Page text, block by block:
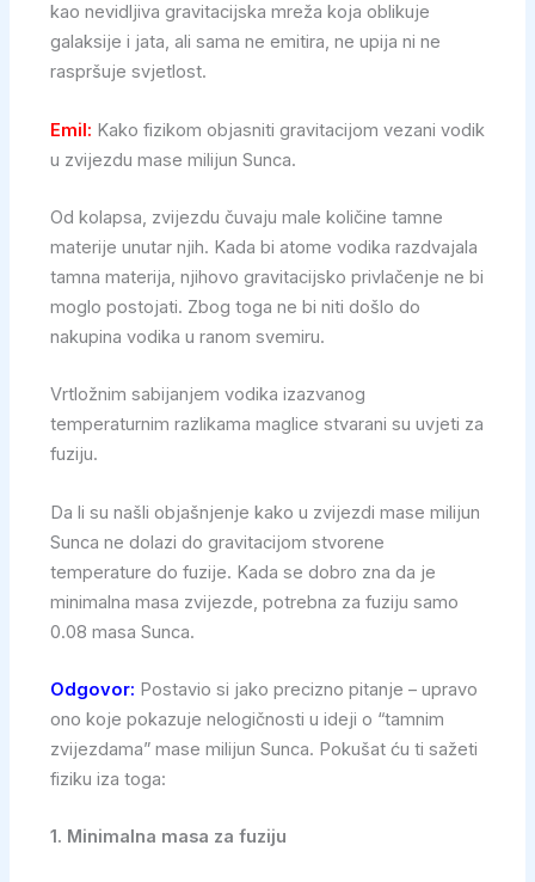
kao nevidljiva gravitacijska mreža koja oblikuje
galaksije i jata, ali sama ne emitira, ne upija ni ne
raspršuje svjetlost.
Emil: Kako fizikom objasniti gravitacijom vezani vodik
u zvijezdu mase milijun Sunca.
Od kolapsa, zvijezdu čuvaju male količine tamne
materije unutar njih. Kada bi atome vodika razdvajala
tamna materija, njihovo gravitacijsko privlačenje ne bi
moglo postojati. Zbog toga ne bi niti došlo do
nakupina vodika u ranom svemiru.
Vrtložnim sabijanjem vodika izazvanog
temperaturnim razlikama maglice stvarani su uvjeti za
fuziju.
Da li su našli objašnjenje kako u zvijezdi mase milijun
Sunca ne dolazi do gravitacijom stvorene
temperature do fuzije. Kada se dobro zna da je
minimalna masa zvijezde, potrebna za fuziju samo
0.08 masa Sunca.
Odgovor: Postavio si jako precizno pitanje – upravo
ono koje pokazuje nelogičnosti u ideji o “tamnim
zvijezdama” mase milijun Sunca. Pokušat ću ti sažeti
fiziku iza toga:
1. Minimalna masa za fuziju